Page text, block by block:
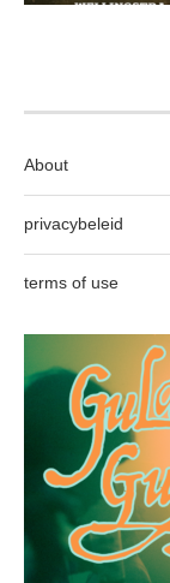
About
privacybeleid
terms of use